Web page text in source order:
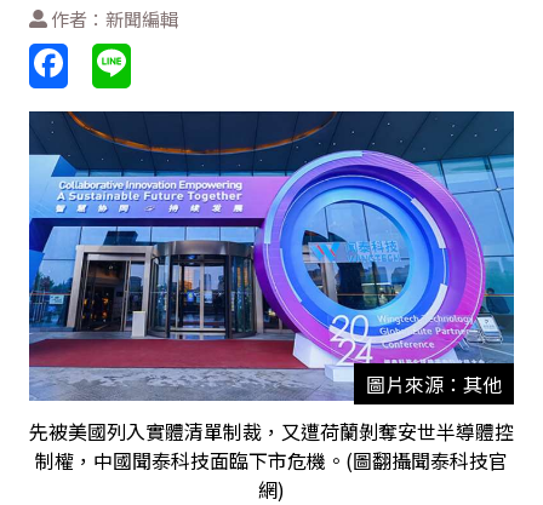
作者：新聞編輯
圖片來源：其他
先被美國列入實體清單制裁，又遭荷蘭剝奪安世半導體控
制權，中國聞泰科技面臨下市危機。(圖翻攝聞泰科技官
網)